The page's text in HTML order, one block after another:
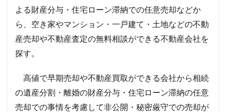
よる財産分与・住宅ローン滞納での任意売却などか
ら、空き家やマンション・一戸建て・土地などの不動
産売却や不動産査定の無料相談ができる不動産会社を
探す。
高値で早期売却や不動産買取ができる会社から相続
の遺産分割・離婚の財産分与・住宅ローン滞納の任意
売却での事情を考慮して非公開・秘密厳守での売却が